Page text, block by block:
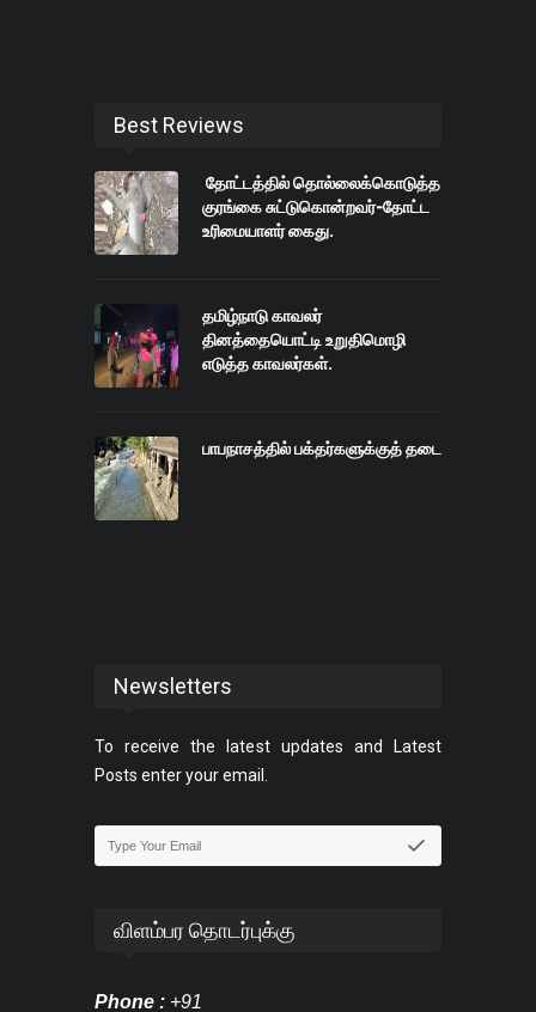
Best Reviews
தோட்டத்தில் தொல்லைக்கொடுத்த
குரங்கை சுட்டுகொன்றவர்-தோட்ட
உரிமையாளர் கைது.
தமிழ்நாடு காவலர்
தினத்தையொட்டி உறுதிமொழி
எடுத்த காவலர்கள்.
பாபநாசத்தில் பக்தர்களுக்குத் தடை
Newsletters
To receive the latest updates and Latest
Posts enter your email.
விளம்பர தொடர்புக்கு
Phone : +91